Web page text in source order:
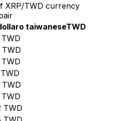
XRP/TWD currency
taiwaneseTWD
TWD
TWD
TWD
TWD
TWD
TWD
TWD